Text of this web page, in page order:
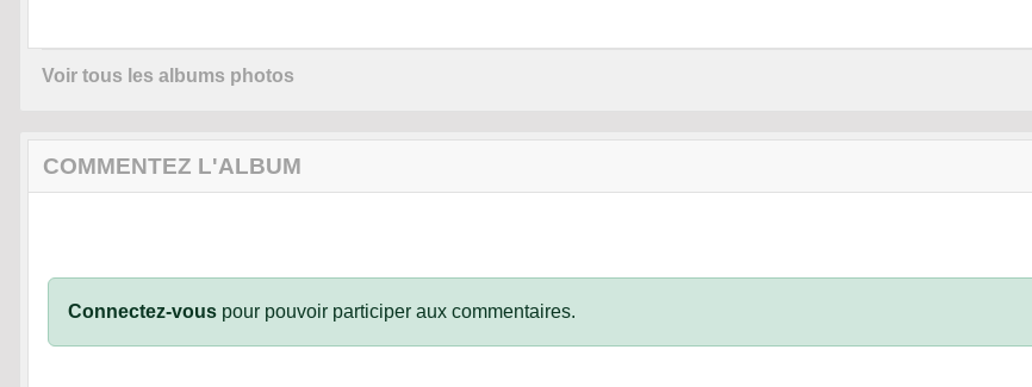
Voir tous les albums photos
COMMENTEZ L'ALBUM
Connectez-vous pour pouvoir participer aux commentaires.